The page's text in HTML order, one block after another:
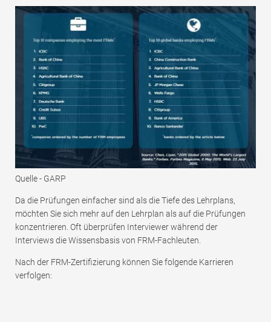
Quelle - GARP
Da die Prüfungen einfacher sind als die Tiefe des Lehrplans,
möchten Sie sich mehr auf den Lehrplan als auf die Prüfungen
konzentrieren. Oft überprüfen Interviewer während der
Interviews die Wissensbasis von FRM-Fachleuten.
Nach der FRM-Zertifizierung können Sie folgende Karrieren
verfolgen: